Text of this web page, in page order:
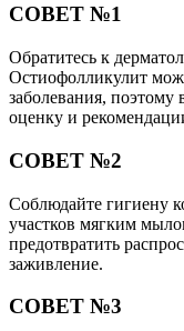
СОВЕТ №1
Обратитесь к
Остиофолликулит
заболевания,
оценку и
СОВЕТ №2
Соблюдайте гигиену
участков мягким
предотвратить
заживление.
СОВЕТ №3